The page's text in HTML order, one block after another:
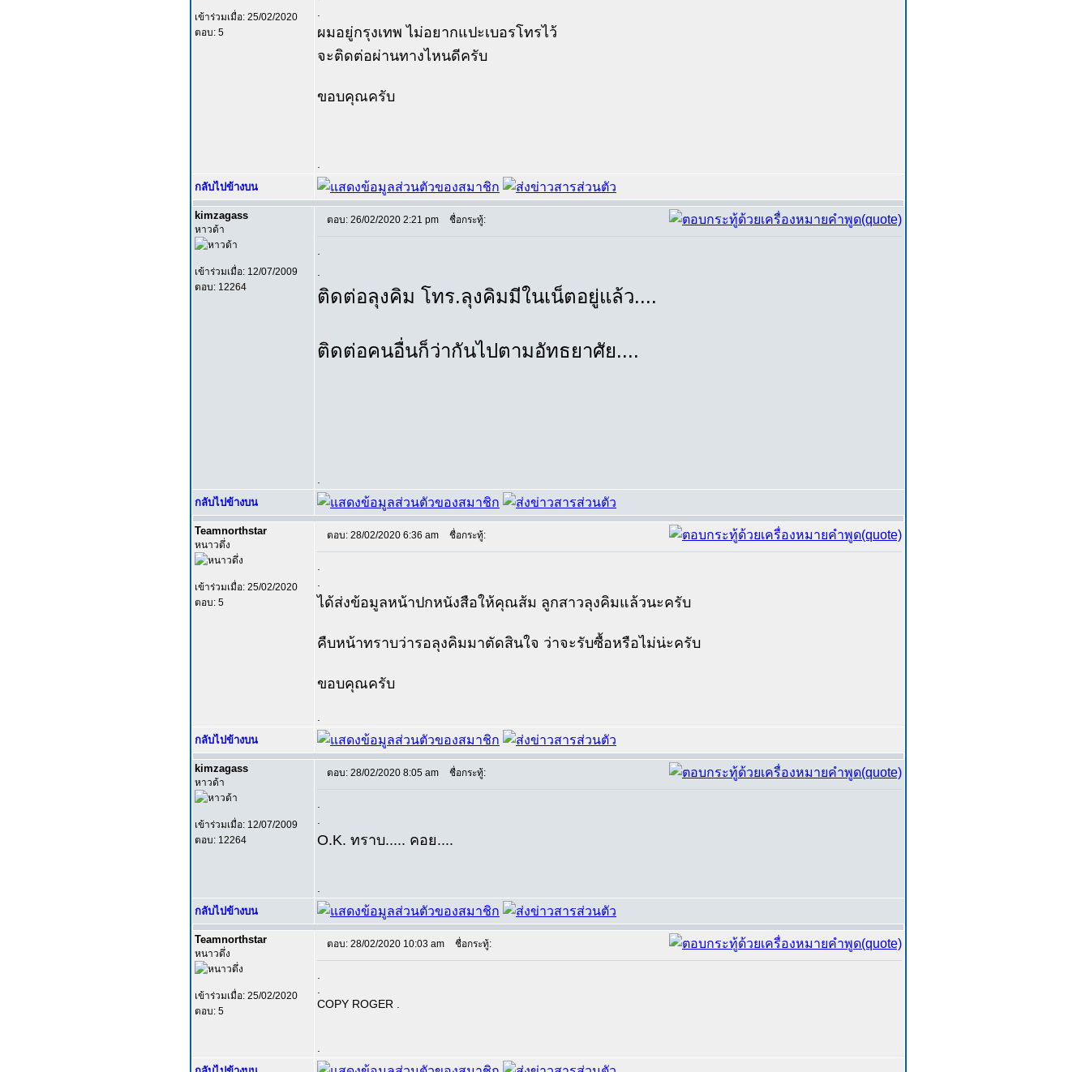
เข้าร่วมเมื่อ: 25/02/2020
ตอบ: 5
ผมอยู่กรุงเทพ ไม่อยากแปะเบอรโทรไว้
จะติดต่อผ่านทางไหนดีครับ
ขอบคุณครับ
กลับไปข้างบน
kimzagass
หาวด้า
เข้าร่วมเมื่อ: 12/07/2009
ตอบ: 12264
ตอบ: 26/02/2020 2:21 pm ชื่อกระทู้:
ติดต่อลุงคิม โทร.ลุงคิมมีในเน็ตอยู่แล้ว....
ติดต่อคนอื่นก็ว่ากันไปตามอัทธยาศัย....
กลับไปข้างบน
Teamnorthstar
หนาวดึ่ง
เข้าร่วมเมื่อ: 25/02/2020
ตอบ: 5
ตอบ: 28/02/2020 6:36 am ชื่อกระทู้:
ได้ส่งข้อมูลหน้าปกหนังสือให้คุณส้ม ลูกสาวลุงคิมแล้วนะครับ
คืบหน้าทราบว่ารอลุงคิมมาตัดสินใจ ว่าจะรับซื้อหรือไม่น่ะครับ
ขอบคุณครับ
กลับไปข้างบน
kimzagass
หาวด้า
เข้าร่วมเมื่อ: 12/07/2009
ตอบ: 12264
ตอบ: 28/02/2020 8:05 am ชื่อกระทู้:
O.K. ทราบ..... คอย....
กลับไปข้างบน
Teamnorthstar
หนาวดึ่ง
เข้าร่วมเมื่อ: 25/02/2020
ตอบ: 5
ตอบ: 28/02/2020 10:03 am ชื่อกระทู้:
COPY ROGER .